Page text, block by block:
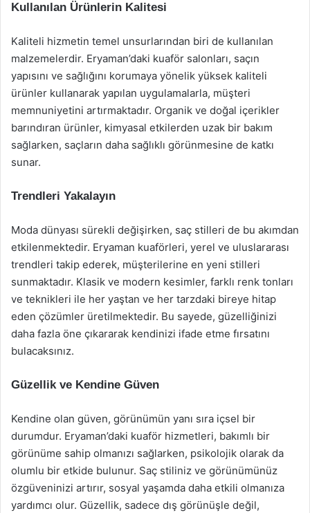
Kullanılan Ürünlerin Kalitesi
Kaliteli hizmetin temel unsurlarından biri de kullanılan
malzemelerdir. Eryaman’daki kuaför salonları, saçın
yapısını ve sağlığını korumaya yönelik yüksek kaliteli
ürünler kullanarak yapılan uygulamalarla, müşteri
memnuniyetini artırmaktadır. Organik ve doğal içerikler
barındıran ürünler, kimyasal etkilerden uzak bir bakım
sağlarken, saçların daha sağlıklı görünmesine de katkı
sunar.
Trendleri Yakalayın
Moda dünyası sürekli değişirken, saç stilleri de bu akımdan
etkilenmektedir. Eryaman kuaförleri, yerel ve uluslararası
trendleri takip ederek, müşterilerine en yeni stilleri
sunmaktadır. Klasik ve modern kesimler, farklı renk tonları
ve teknikleri ile her yaştan ve her tarzdaki bireye hitap
eden çözümler üretilmektedir. Bu sayede, güzelliğinizi
daha fazla öne çıkararak kendinizi ifade etme fırsatını
bulacaksınız.
Güzellik ve Kendine Güven
Kendine olan güven, görünümün yanı sıra içsel bir
durumdur. Eryaman’daki kuaför hizmetleri, bakımlı bir
görünüme sahip olmanızı sağlarken, psikolojik olarak da
olumlu bir etkide bulunur. Saç stiliniz ve görünümünüz
özgüveninizi artırır, sosyal yaşamda daha etkili olmanıza
yardımcı olur. Güzellik, sadece dış görünüşle değil,